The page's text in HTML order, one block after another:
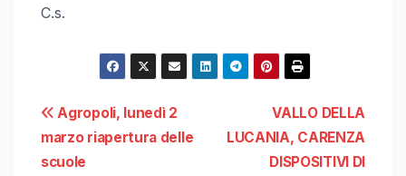
C.s.
Navigazione
articoli
VALLO DELLA
LUCANIA, CARENZA
DISPOSITIVI DI
Agropoli, lunedì 2
marzo riapertura delle
scuole